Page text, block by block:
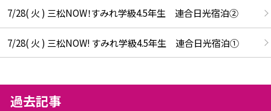
7/28( 火 ) 三松NOW！すみれ学級4.5年生 連合日光宿泊②
7/28( 火 ) 三松NOW! すみれ学級4.5年生 連合日光宿泊①
過去記事